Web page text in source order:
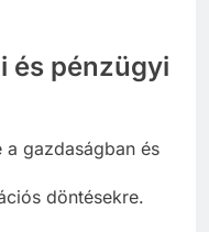
és pénzügyi
a gazdaságban és
döntésekre.